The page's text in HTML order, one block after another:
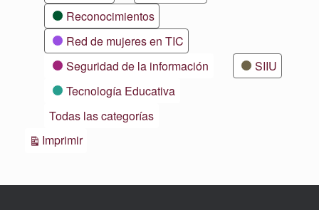
Reconocimientos
Red de mujeres en TIC
Seguridad de la información
SIIU
Tecnología Educativa
Todas las categorías
ImprimirVistas